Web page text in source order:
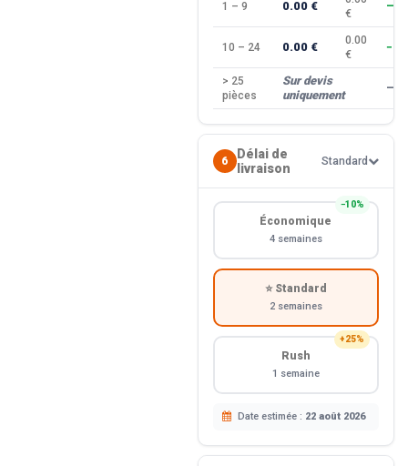
1 – 9 0.00 €
€
—
10 – 24 0.00 €
0.00
€
> 25
pièces
Sur devis
uniquement
—
6
Délai de
livraison
Standard
−10%
Économique
4 semaines
⭐ Standard
2 semaines
+25%
Rush
1 semaine
Date estimée : 22 août 2026